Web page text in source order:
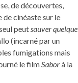
de découvertes,
de cinéaste sur le
peutsauver quelque
(incarné par un
fumigations mais
le filmSaborà la